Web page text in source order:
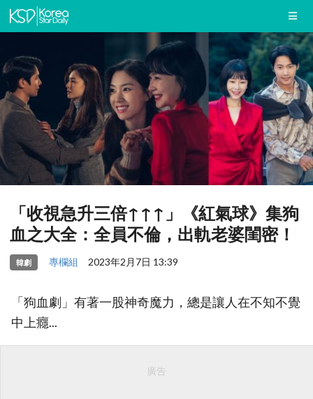
「收視急升三倍↑↑↑」《紅氣球》集狗
血之大全：全員不倫，出軌老婆閨密！
韓劇 專欄組 2023年2月7日 13:39
「狗血劇」有著一股神奇魔力，總是讓人在不知不覺
中上癮...
廣告